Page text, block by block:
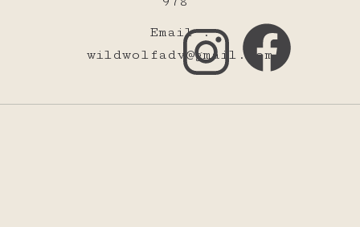
Email :
wildwolfadv@gmail.com